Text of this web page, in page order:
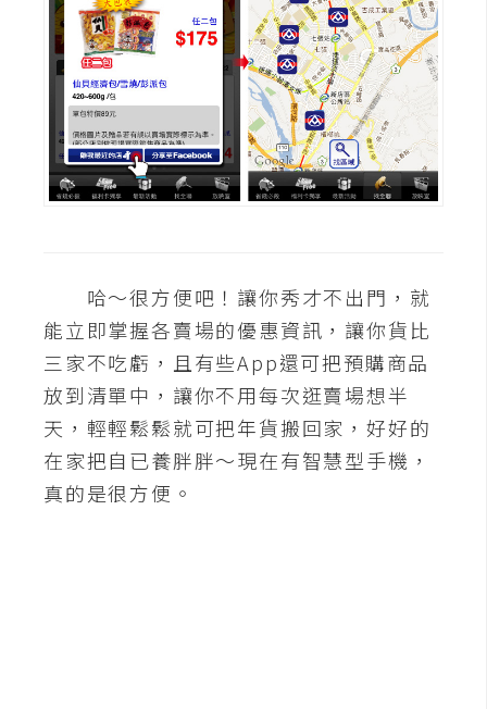
哈～很方便吧！讓你秀才不出門，就
能立即掌握各賣場的優惠資訊，讓你貨比
三家不吃虧，且有些App還可把預購商品
放到清單中，讓你不用每次逛賣場想半
天，輕輕鬆鬆就可把年貨搬回家，好好的
在家把自已養胖胖～現在有智慧型手機，
真的是很方便。